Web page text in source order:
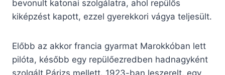
bevonult katonai szolgálatra, ahol repülős
kiképzést kapott, ezzel gyerekkori vágya teljesült.
Előbb az akkor francia gyarmat Marokkóban lett
pilóta, később egy repülőezredben hadnagyként